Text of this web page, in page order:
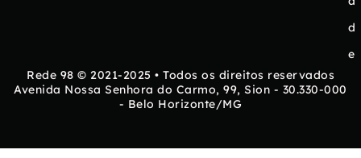
d
e
Rede 98 © 2021-2025 • Todos os direitos reservados
Avenida Nossa Senhora do Carmo, 99, Sion - 30.330-000
- Belo Horizonte/MG